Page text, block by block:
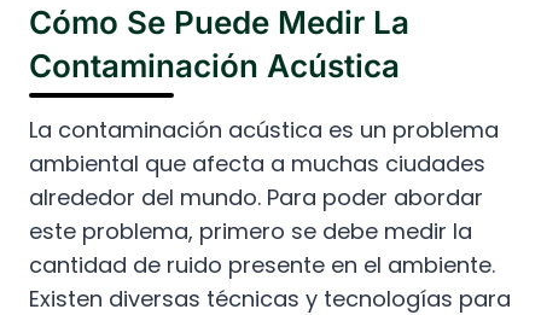
Cómo Se Puede Medir La
Contaminación Acústica
La contaminación acústica es un problema
ambiental que afecta a muchas ciudades
alrededor del mundo. Para poder abordar
este problema, primero se debe medir la
cantidad de ruido presente en el ambiente.
Existen diversas técnicas y tecnologías para